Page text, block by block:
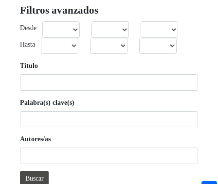
Filtros avanzados
Desde
Hasta
Título
Palabra(s) clave(s)
Autores/as
Buscar